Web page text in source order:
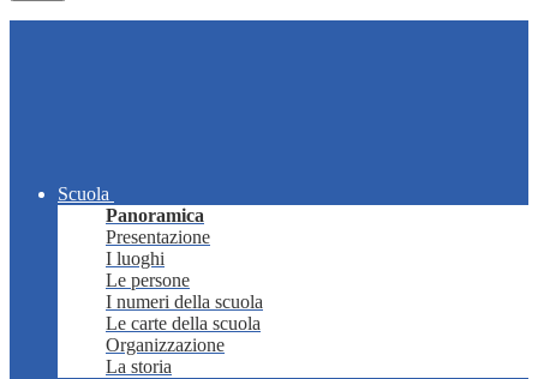
Scuola
Panoramica
Presentazione
I luoghi
Le persone
I numeri della scuola
Le carte della scuola
Organizzazione
La storia